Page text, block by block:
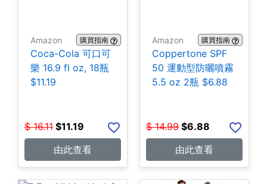
Amazon 購買指南
Coca-Cola 可口可
樂 16.9 fl oz, 18瓶
$11.19
$ 16.11 $11.19
由此查看
Amazon 購買指南
Coppertone SPF
50 運動型防曬噴霧
5.5 oz 2瓶 $6.88
$ 14.99 $6.88
由此查看